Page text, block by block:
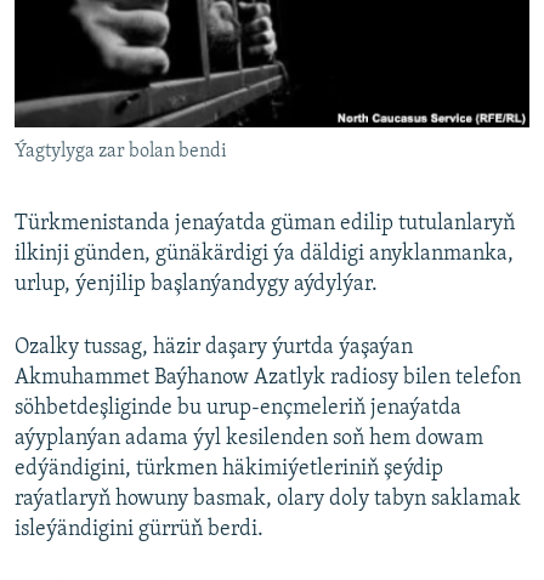
Ýagtylyga zar bolan bendi
Türkmenistanda jenaýatda güman edilip tutulanlaryň
ilkinji günden, günäkärdigi ýa däldigi anyklanmanka,
urlup, ýenjilip başlanýandygy aýdylýar.
Ozalky tussag, häzir daşary ýurtda ýaşaýan
Akmuhammet Baýhanow Azatlyk radiosy bilen telefon
söhbetdeşliginde bu urup-ençmeleriň jenaýatda
aýyplanýan adama ýyl kesilenden soň hem dowam
edýändigini, türkmen häkimiýetleriniň şeýdip
raýatlaryň howuny basmak, olary doly tabyn saklamak
isleýändigini gürrüň berdi.